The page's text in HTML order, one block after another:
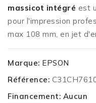
massicot intégré est
pour l'impression
max 108 mm, en jet
Marque: EPSON
Référence:
Financement: Aucun